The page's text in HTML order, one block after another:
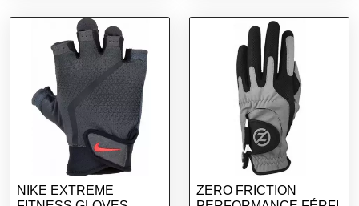
sötétszürke, méret
NIKE EXTREME
ZERO FRICTION